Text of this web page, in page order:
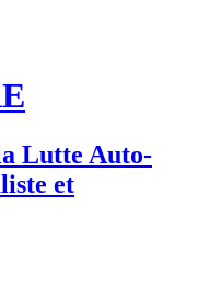
Lutte Auto-
et